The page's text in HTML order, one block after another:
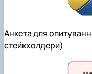
Анкета для
стейкхолдери)